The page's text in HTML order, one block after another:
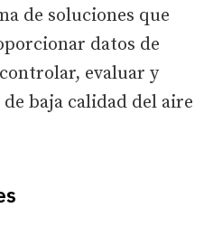
de soluciones que
datos de
evaluar y
baja calidad del aire